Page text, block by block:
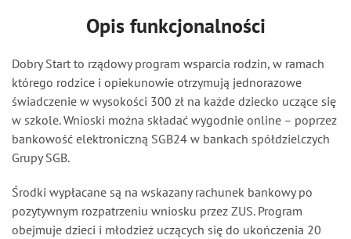
Aktualności
Kontakt
Moje dokumenty
SGB24
Opis funkcjonalności
Dobry Start to rządowy program wsparcia rodzin, w ramach
którego rodzice i opiekunowie otrzymują jednorazowe
świadczenie w wysokości 300 zł na każde dziecko uczące się
w szkole. Wnioski można składać wygodnie online – poprzez
bankowość elektroniczną SGB24 w bankach spółdzielczych
Grupy SGB.
Środki wypłacane są na wskazany rachunek bankowy po
pozytywnym rozpatrzeniu wniosku przez ZUS. Program
obejmuje dzieci i młodzież uczących się do ukończenia 20